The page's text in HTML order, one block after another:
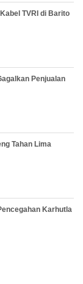
TVRI di Barito
Penjualan
Tahan Lima
Karhutla